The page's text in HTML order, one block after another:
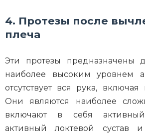
4. Протезы после
плеча
Эти протезы предназначены
наиболее высоким уровнем
отсутствует вся рука, включая
Они являются наиболее
включают в себя
активный локтевой сустав